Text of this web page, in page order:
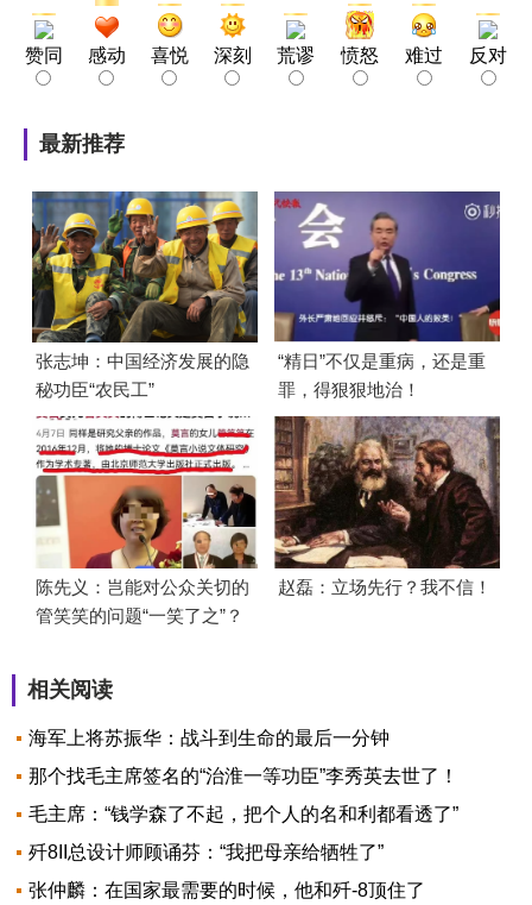
赞同 感动 喜悦 深刻 荒谬 愤怒 难过 反对
最新推荐
张志坤：中国经济发展的隐
秘功臣“农民工”
“精日”不仅是重病，还是重
罪，得狠狠地治！
陈先义：岂能对公众关切的
管笑笑的问题“一笑了之”？
赵磊：立场先行？我不信！
相关阅读
海军上将苏振华：战斗到生命的最后一分钟
那个找毛主席签名的“治淮一等功臣”李秀英去世了！
毛主席：“钱学森了不起，把个人的名和利都看透了”
歼8II总设计师顾诵芬：“我把母亲给牺牲了”
张仲麟：在国家最需要的时候，他和歼-8顶住了